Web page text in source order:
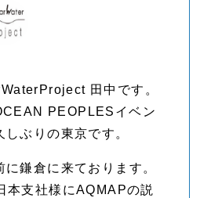
田中です。
PEOPLESイベン
しぶりの東京です。
鎌倉に来ております。
本支社様にAQMAPの説